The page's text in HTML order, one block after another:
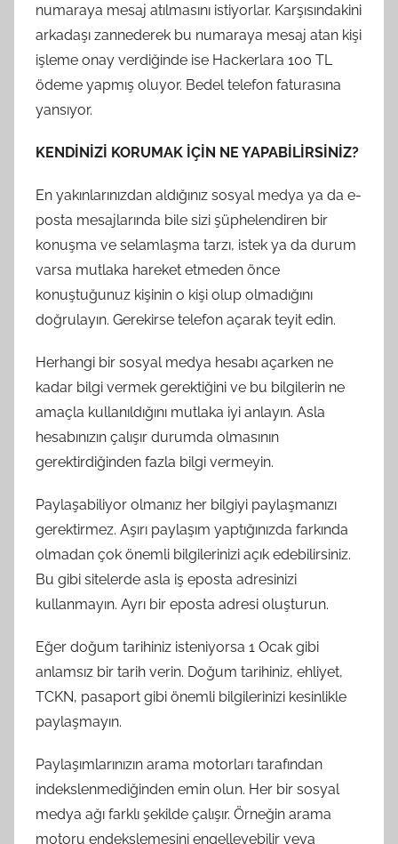
numaraya mesaj atılmasını istiyorlar. Karşısındakini
arkadaşı zannederek bu numaraya mesaj atan kişi
işleme onay verdiğinde ise Hackerlara 100 TL
ödeme yapmış oluyor. Bedel telefon faturasına
yansıyor.
KENDİNİZİ KORUMAK İÇİN NE YAPABİLİRSİNİZ?
En yakınlarınızdan aldığınız sosyal medya ya da e-
posta mesajlarında bile sizi şüphelendiren bir
konuşma ve selamlaşma tarzı, istek ya da durum
varsa mutlaka hareket etmeden önce
konuştuğunuz kişinin o kişi olup olmadığını
doğrulayın. Gerekirse telefon açarak teyit edin.
Herhangi bir sosyal medya hesabı açarken ne
kadar bilgi vermek gerektiğini ve bu bilgilerin ne
amaçla kullanıldığını mutlaka iyi anlayın. Asla
hesabınızın çalışır durumda olmasının
gerektirdiğinden fazla bilgi vermeyin.
Paylaşabiliyor olmanız her bilgiyi paylaşmanızı
gerektirmez. Aşırı paylaşım yaptığınızda farkında
olmadan çok önemli bilgilerinizi açık edebilirsiniz.
Bu gibi sitelerde asla iş eposta adresinizi
kullanmayın. Ayrı bir eposta adresi oluşturun.
Eğer doğum tarihiniz isteniyorsa 1 Ocak gibi
anlamsız bir tarih verin. Doğum tarihiniz, ehliyet,
TCKN, pasaport gibi önemli bilgilerinizi kesinlikle
paylaşmayın.
Paylaşımlarınızın arama motorları tarafından
indekslenmediğinden emin olun. Her bir sosyal
medya ağı farklı şekilde çalışır. Örneğin arama
motoru endekslemesini engelleyebilir veya